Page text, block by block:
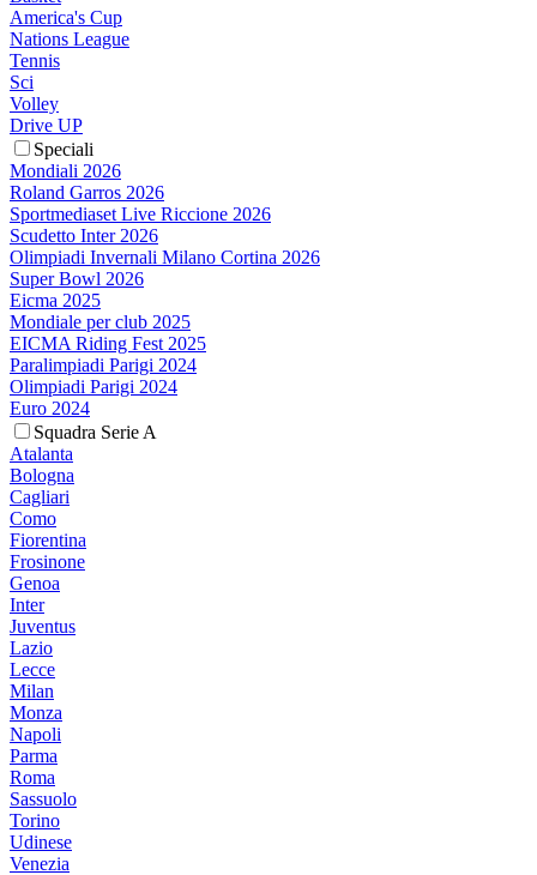
America's Cup
Nations League
Tennis
Sci
Volley
Drive UP
Speciali
Mondiali 2026
Roland Garros 2026
Sportmediaset Live Riccione 2026
Scudetto Inter 2026
Olimpiadi Invernali Milano Cortina 2026
Super Bowl 2026
Eicma 2025
Mondiale per club 2025
EICMA Riding Fest 2025
Paralimpiadi Parigi 2024
Olimpiadi Parigi 2024
Euro 2024
Squadra Serie A
Atalanta
Bologna
Cagliari
Como
Fiorentina
Frosinone
Genoa
Inter
Juventus
Lazio
Lecce
Milan
Monza
Napoli
Parma
Roma
Sassuolo
Torino
Udinese
Venezia